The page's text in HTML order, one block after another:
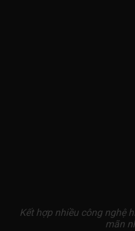
Kết hợp nhiều công nghệ
mãn